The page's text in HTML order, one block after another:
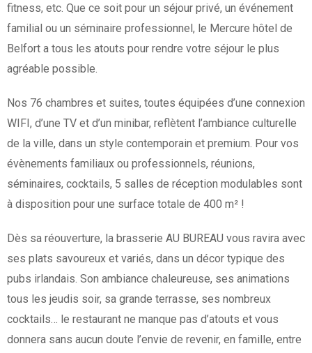
fitness, etc. Que ce soit pour un séjour privé, un événement
familial ou un séminaire professionnel, le Mercure hôtel de
Belfort a tous les atouts pour rendre votre séjour le plus
agréable possible.
Nos 76 chambres et suites, toutes équipées d’une connexion
WIFI, d’une TV et d’un minibar, reflètent l’ambiance culturelle
de la ville, dans un style contemporain et premium. Pour vos
évènements familiaux ou professionnels, réunions,
séminaires, cocktails, 5 salles de réception modulables sont
à disposition pour une surface totale de 400 m² !
Dès sa réouverture, la brasserie AU BUREAU vous ravira avec
ses plats savoureux et variés, dans un décor typique des
pubs irlandais. Son ambiance chaleureuse, ses animations
tous les jeudis soir, sa grande terrasse, ses nombreux
cocktails… le restaurant ne manque pas d’atouts et vous
donnera sans aucun doute l’envie de revenir, en famille, entre